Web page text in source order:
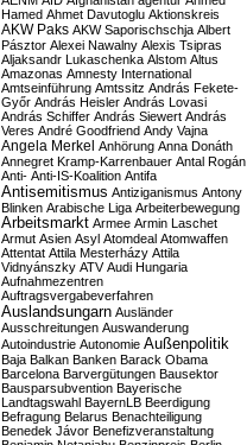
Hamed Ahmet Davutoglu Aktionskreis
AKW Paks AKW Saporischschja Albert
Pásztor Alexei Nawalny Alexis Tsipras
Aljaksandr Lukaschenka Alstom Altus
Amazonas Amnesty International
Amtseinführung Amtssitz András Fekete-
Győr András Heisler András Lovasi
András Schiffer András Siewert András
Veres André Goodfriend Andy Vajna
Angela Merkel Anhörung Anna Donáth
Annegret Kramp-Karrenbauer Antal Rogán
Anti- Anti-IS-Koalition Antifa
Antisemitismus Antiziganismus Antony
Blinken Arabische Liga Arbeiterbewegung
Arbeitsmarkt Armee Armin Laschet
Armut Asien Asyl Atomdeal Atomwaffen
Attentat Attila Mesterházy Attila
Vidnyánszky ATV Audi Hungaria
Aufnahmezentren
Auftragsvergabeverfahren
Auslandsungarn Ausländer
Ausschreitungen Auswanderung
Autoindustrie Autonomie Außenpolitik
Baja Balkan Banken Barack Obama
Barcelona Barvergütungen Bausektor
Bausparsubvention Bayerische
Landtagswahl BayernLB Beerdigung
Befragung Belarus Benachteiligung
Benedek Jávor Benefizveranstaltung